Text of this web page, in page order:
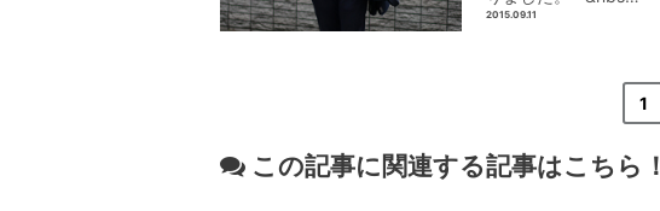
2015.09.11
1
この記事に関連する記事はこちら！